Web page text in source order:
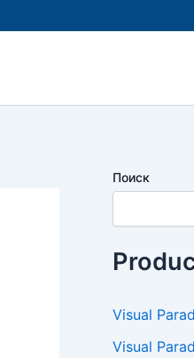
Поиск
Visual
Visual